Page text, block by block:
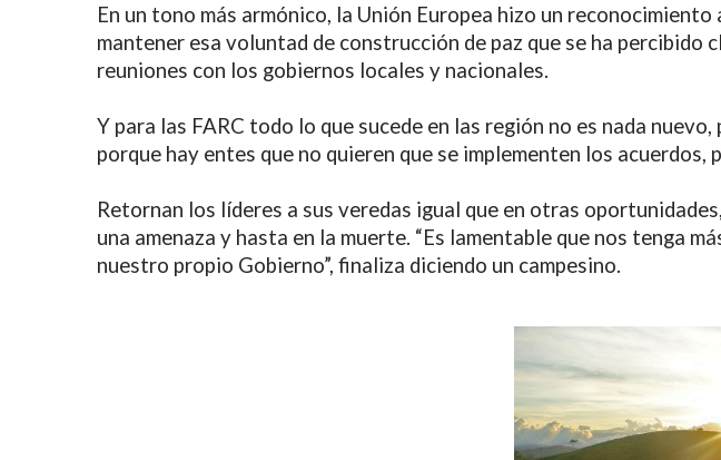
En un tono más armónico, la Unión Europea hizo un
mantener esa voluntad de construcción de paz que se ha percibido
reuniones con los gobiernos locales y nacionales.
Y para las FARC todo lo que sucede en las región no es nada
porque hay entes que no quieren que se implementen los
Retornan los líderes a sus veredas igual que en otras
una amenaza y hasta en la muerte. “Es lamentable que nos tenga
nuestro propio Gobierno”, finaliza diciendo un campesino.